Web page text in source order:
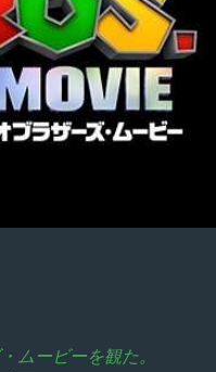
ムービーを観た。